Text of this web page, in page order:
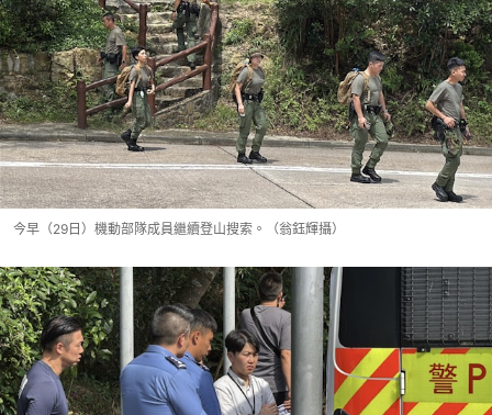
今早（29日）機動部隊成員繼續登山搜索。（翁鈺輝攝）